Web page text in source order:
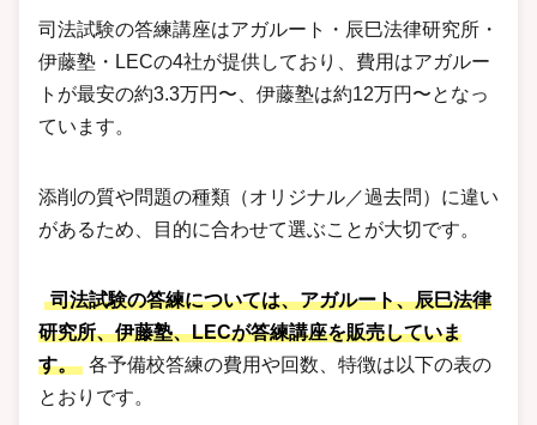
司法試験の答練講座はアガルート・辰巳法律研究所・
伊藤塾・LECの4社が提供しており、費用はアガルー
トが最安の約3.3万円〜、伊藤塾は約12万円〜となっ
ています。
添削の質や問題の種類（オリジナル／過去問）に違い
があるため、目的に合わせて選ぶことが大切です。
司法試験の答練については、アガルート、辰巳法律
研究所、伊藤塾、LECが答練講座を販売していま
す。 各予備校答練の費用や回数、特徴は以下の表の
とおりです。